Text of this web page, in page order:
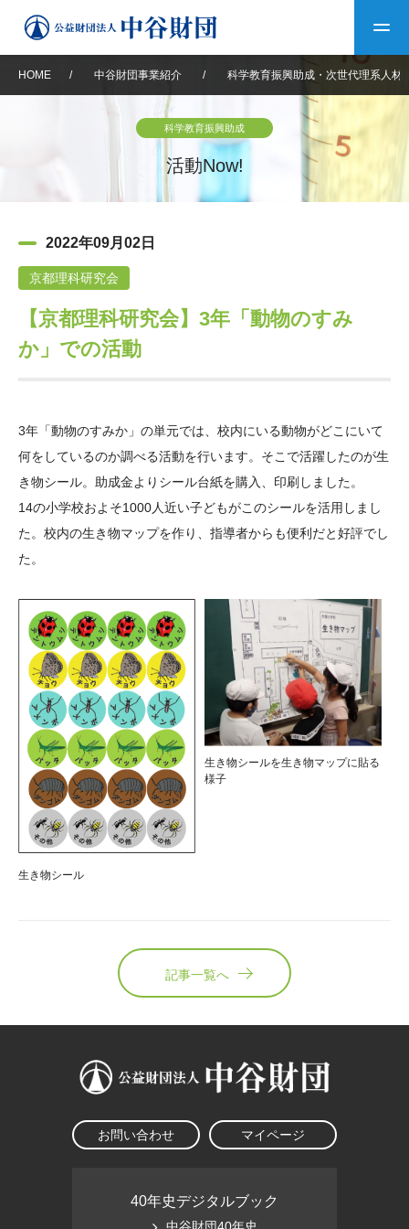
中谷財団について
設立趣意書
沿革 40年史デジタルブック
役員・評議員 公開情報
年報一覧 中谷財団レポート
中谷財団事業紹介
神戸賞 長期大型研究助成
大学院生奨学金
国際学生交流プログラ
ム
科学教育振興助成・
次世代理系人材育成プ
ログラム助成
その他情報
アクセス よくあるご質問
サイトマップ 中谷財団アーカイブ
日本語 English マイページ
HOME / 中谷財団事業紹介 / 科学教育振興助成・次世代理系人材
科学教育振興助成
活動Now!
2022年09月02日
京都理科研究会
【京都理科研究会】3年「動物のすみ
か」での活動
3年「動物のすみか」の単元では、校内にいる動物がどこにいて
何をしているのか調べる活動を行います。そこで活躍したのが生
き物シール。助成金よりシール台紙を購入、印刷しました。
14の小学校およそ1000人近い子どもがこのシールを活用しまし
た。校内の生き物マップを作り、指導者からも便利だと好評でし
た。
生き物シール
生き物シールを生き物マップに貼る
様子
記事一覧へ
お問い合わせ マイページ
40年史デジタルブック